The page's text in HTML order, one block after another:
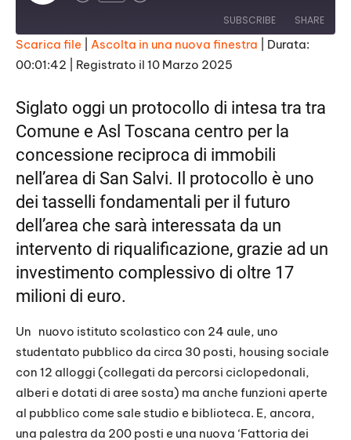
l
E
p
i
s
d
e
SUBSCRIBE SHARE
SHARE
LINK
EMBED
Scarica file Ascolta in una nuova finestra
Durata:
00:01:42
Registrato il 10 Marzo 2025
Siglato oggi un protocollo di intesa tra tra
Comune e Asl Toscana centro per la
concessione reciproca di immobili
nell’area di San Salvi. Il protocollo è uno
dei tasselli fondamentali per il futuro
dell’area che sarà interessata da un
intervento di riqualificazione, grazie ad un
investimento complessivo di oltre 17
milioni di euro.
Un nuovo istituto scolastico con 24 aule, uno
studentato pubblico da circa 30 posti, housing sociale
con 12 alloggi (collegati da percorsi ciclopedonali,
alberi e dotati di aree sosta) ma anche funzioni aperte
al pubblico come sale studio e biblioteca. E, ancora,
una palestra da 200 posti e una nuova ‘Fattoria dei